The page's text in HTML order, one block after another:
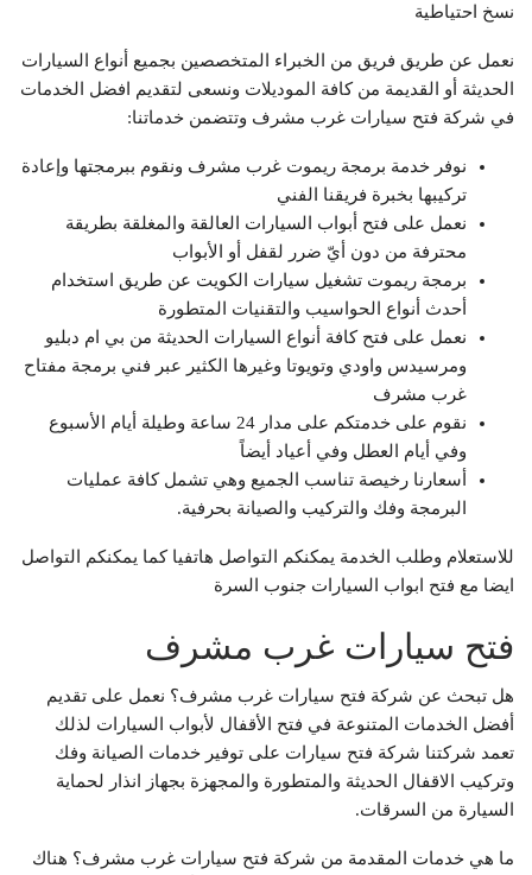
نسخ احتياطية
نعمل عن طريق فريق من الخبراء المتخصصين بجميع أنواع السيارات
الحديثة أو القديمة من كافة الموديلات ونسعى لتقديم افضل الخدمات
في شركة فتح سيارات غرب مشرف وتتضمن خدماتنا:
نوفر خدمة برمجة ريموت غرب مشرف ونقوم ببرمجتها وإعادة
تركيبها بخبرة فريقنا الفني
نعمل على فتح أبواب السيارات العالقة والمغلقة بطريقة
محترفة من دون أيّ ضرر لقفل أو الأبواب
برمجة ريموت تشغيل سيارات الكويت عن طريق استخدام
أحدث أنواع الحواسيب والتقنيات المتطورة
نعمل على فتح كافة أنواع السيارات الحديثة من بي ام دبليو
ومرسيدس واودي وتويوتا وغيرها الكثير عبر فني برمجة مفتاح
غرب مشرف
نقوم على خدمتكم على مدار 24 ساعة وطيلة أيام الأسبوع
وفي أيام العطل وفي أعياد أيضاً
أسعارنا رخيصة تناسب الجميع وهي تشمل كافة عمليات
البرمجة وفك والتركيب والصيانة بحرفية.
للاستعلام وطلب الخدمة يمكنكم التواصل هاتفيا كما يمكنكم التواصل
ايضا مع فتح ابواب السيارات جنوب السرة
فتح سيارات غرب مشرف
هل تبحث عن شركة فتح سيارات غرب مشرف؟ نعمل على تقديم
أفضل الخدمات المتنوعة في فتح الأقفال لأبواب السيارات لذلك
تعمد شركتنا شركة فتح سيارات على توفير خدمات الصيانة وفك
وتركيب الاقفال الحديثة والمتطورة والمجهزة بجهاز انذار لحماية
السيارة من السرقات.
ما هي خدمات المقدمة من شركة فتح سيارات غرب مشرف؟ هناك